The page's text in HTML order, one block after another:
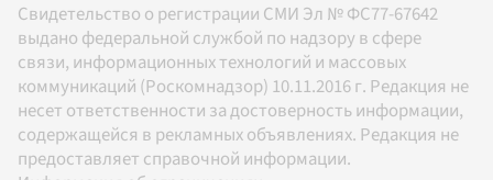
Свидетельство о регистрации СМИ Эл № ФС77-67642
выдано федеральной службой по надзору в сфере
связи, информационных технологий и массовых
коммуникаций (Роскомнадзор) 10.11.2016 г. Редакция не
несет ответственности за достоверность информации,
содержащейся в рекламных объявлениях. Редакция не
предоставляет справочной информации.